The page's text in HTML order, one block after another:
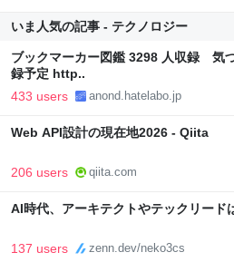
いま人気の記事 - テクノロジー
ブックマーカー図鑑 3298 人収録 気
録予定 http..
433 users anond.hatelabo.jp
Web API設計の現在地2026 - Qiita
206 users qiita.com
AI時代、アーキテクトやテックリード
137 users zenn.dev/neko3cs